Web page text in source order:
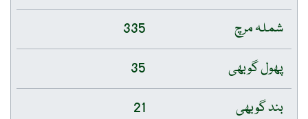
شملہ مرچ
335
پھول گوبھی
35
بند گوبھی
21